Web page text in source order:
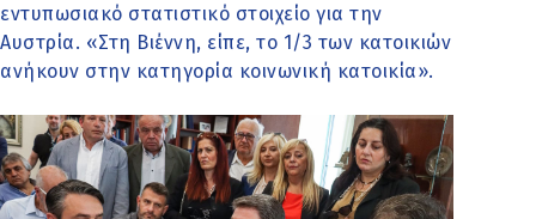
εντυπωσιακό στατιστικό στοιχείο για την
Αυστρία. «Στη Βιέννη, είπε, το 1/3 των κατοικιών
ανήκουν στην κατηγορία κοινωνική κατοικία».